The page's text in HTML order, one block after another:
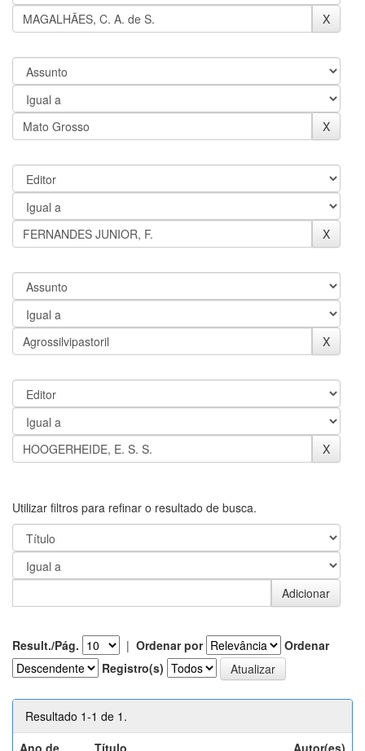
Utilizar filtros para refinar o resultado de busca.
Result./Pág. | Ordenar por
Ordenar
Registro(s)
Resultado 1-1 de 1.
Ano de
Título Autor(es)